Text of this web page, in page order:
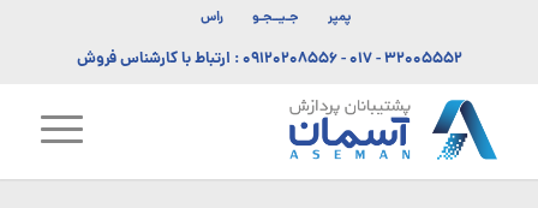
پمپر جـیــجـو راس
۳۲۰۰۵۵۵۲ - ۰۱۷ -۰۹۱۲۰۲۰۸۵۵۶: ارتباط با کارشناس فروش